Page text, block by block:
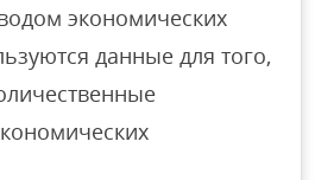
экономических
данные для того,